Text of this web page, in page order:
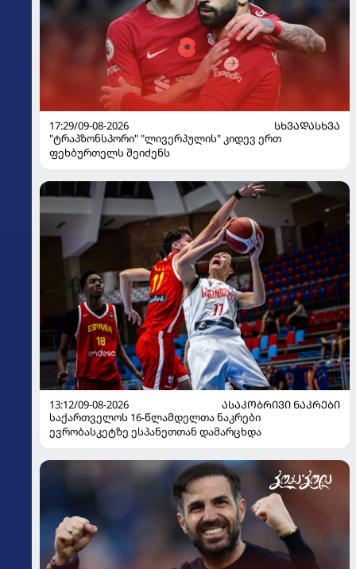
17:29/09-08-2026
ᲡᲮᲕᲐᲓᲐᲡᲮᲕᲐ
"ტრაპზონსპორი" "ლივერპულის" კიდევ ერთ
ფეხბურთელს შეიძენს
13:12/09-08-2026
ᲐᲡᲐᲙᲝᲑᲠᲘᲕᲘ ᲜᲐᲙᲠᲔᲑᲘ
საქართველოს 16-წლამდელთა ნაკრები
ევრობასკეტზე ესპანეთთან დამარცხდა